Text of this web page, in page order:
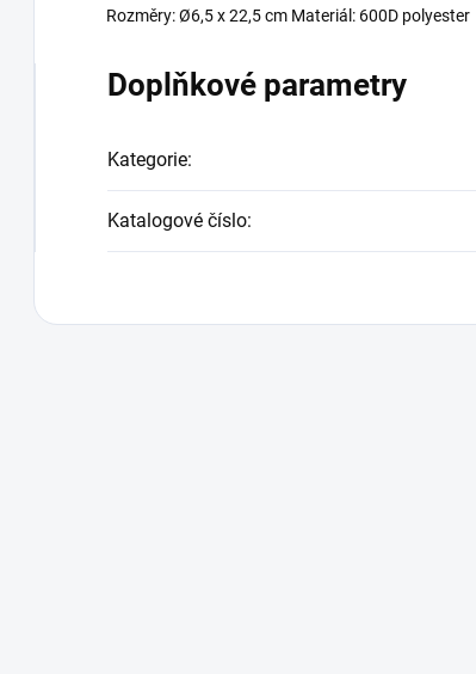
Rozměry: Ø6,5 x 22,5 cm Materiál: 600D polyester
Doplňkové parametry
Kategorie:
Katalogové číslo: